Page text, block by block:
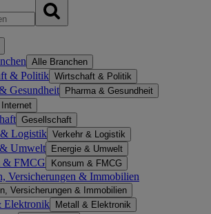
Alle Branchen
& Politik Wirtschaft & Politik
Gesundheit Pharma & Gesundheit
Internet
Gesellschaft
Logistik Verkehr & Logistik
Umwelt Energie & Umwelt
& FMCG Konsum & FMCG
Versicherungen & Immobilien
Versicherungen & Immobilien
Elektronik Metall & Elektronik